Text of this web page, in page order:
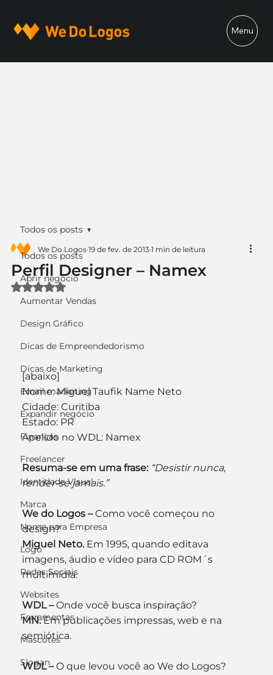
Menu
Todos os posts
Abrir negócio
Aumentar Vendas
Design Gráfico
Dicas de Empreendedorismo
Dicas de Marketing
Email marketing
Expandir negócio
Finanças
Freelancer
Identidade Visual
Marca
Nome para Empresa
Logo
Redes Sociais
Websites
Ferramentas
Mascotes
Slogan
Todos os posts
Perfil Designer – Namex
We Do Logos 19 de fev. de 2013 1 min de leitura
Avaliado com NaN de 5 estrelas.
[abaixo]
Nome: Miguel Taufik Name Neto
Cidade: Curitiba
Estado: PR
Apelido no WDL: Namex
Resuma-se em uma frase: “Desistir nunca,
render-se jamais.”
We do Logos – Como você começou no
design?
Miguel Neto. Em 1995, quando editava
imagens, áudio e vídeo para CD ROM´s
multimídia.
WDL – Onde você busca inspiração?
MN. Em publicações impressas, web e na
semiótica.
WDL – O que levou você ao We do Logos?